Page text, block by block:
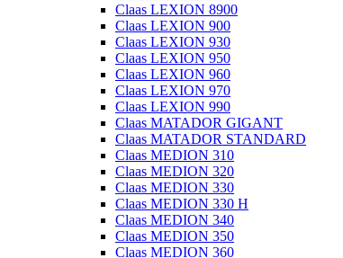
Claas LEXION 8900
Claas LEXION 900
Claas LEXION 930
Claas LEXION 950
Claas LEXION 960
Claas LEXION 970
Claas LEXION 990
Claas MATADOR GIGANT
Claas MATADOR STANDARD
Claas MEDION 310
Claas MEDION 320
Claas MEDION 330
Claas MEDION 330 H
Claas MEDION 340
Claas MEDION 350
Claas MEDION 360